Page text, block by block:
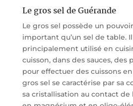
Le gros sel de Guérande
Le gros sel possède un
important qu’un sel de table.
principalement utilisé en
cuisson, dans des sauces, des
pour effectuer des cuissons
gros sel se caractérise par sa
sa cristallisation au contact de